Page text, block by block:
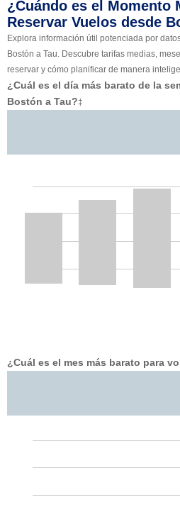
¿Cuándo es el Momento
Reservar Vuelos desde
Explora información útil potenciada por
Bostón a Tau. Descubre tarifas medias,
reservar y cómo planificar de manera
¿Cuál es el día más barato de la
Bostón a Tau?‡
¿Cuál es el mes más barato para